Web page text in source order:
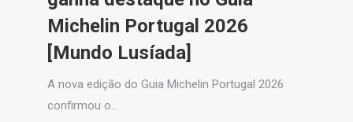
Michelin Portugal 2026
[Mundo Lusíada]
A nova edição do Guia Michelin Portugal 2026
confirmou o…